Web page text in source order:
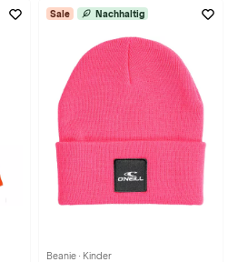
Sale Nachhaltig
Beanie · Kinder